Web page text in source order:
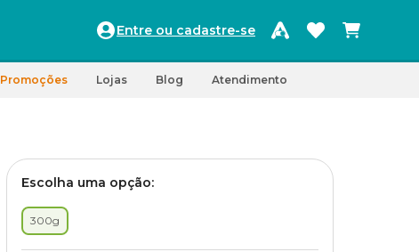
Entre ou cadastre-se
Promoções Lojas Blog Atendimento
Escolha uma opção:
300g